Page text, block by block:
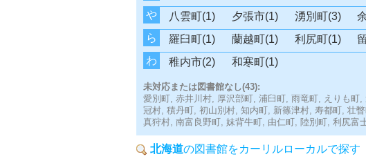
や
八雲町(1) 夕張市(1) 湧別町(3)
ら
羅臼町(1) 蘭越町(1) 利尻町(1)
わ
稚内市(2) 和寒町(1)
未対応または図書館なし(43):
愛別町, 赤井川村, 厚沢部町, 浦臼町, 雨竜町, えりも町,
冠村, 積丹町, 初山別村, 知内町, 新篠津村, 寿都町, 壮瞥
真狩村, 南富良野町, 妹背牛町, 由仁町, 陸別町, 利尻富
北海道の図書館をカーリルローカルで探す